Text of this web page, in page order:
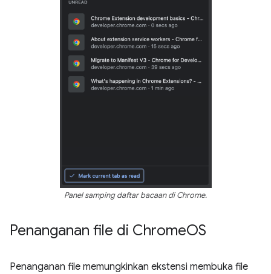
Panel samping daftar bacaan di Chrome.
Penanganan file di ChromeOS
Penanganan file memungkinkan ekstensi membuka file